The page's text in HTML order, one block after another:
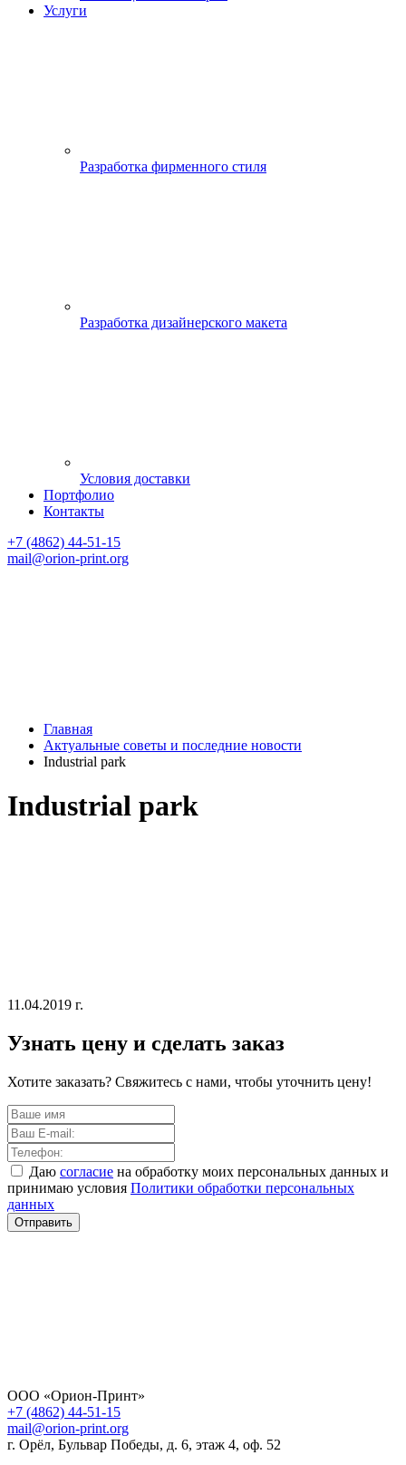
Услуги
Разработка фирменного стиля
Разработка дизайнерского макета
Условия доставки
Портфолио
Контакты
+7 (4862) 44-51-15
mail@orion-print.org
Главная
Актуальные советы и последние новости
Industrial park
Industrial park
11.04.2019 г.
Узнать цену и сделать заказ
Хотите заказать? Свяжитесь с нами, чтобы уточнить цену!
Даю согласие на обработку моих персональных данных и
принимаю условия Политики обработки персональных
данных
Отправить
ООО «Орион-Принт»
+7 (4862) 44-51-15
mail@orion-print.org
г. Орёл, Бульвар Победы, д. 6, этаж 4, оф. 52